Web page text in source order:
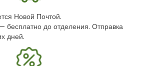
Новой Почтой.
бесплатно до отделения. Отправка
дней.